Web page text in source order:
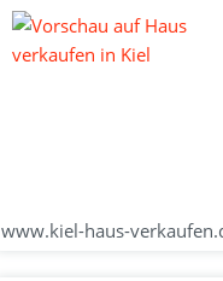
www.kiel-haus-